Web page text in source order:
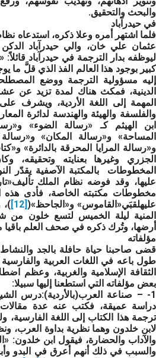
والبحث والتحقيق.
في حيدرآباد
فلما اشتهر أمره وعلا ذكره، استدعاه
عثمان علي خان، والي حيدرآباد
ليوظفه بدار الترجمة في حيدرآباد
كبير بوجود هذا العالم الفذ الذي قلَّ ما
إليه مسؤولية الترجمة ووضع
الدينية، فمكث هناك لمدة تزيد عن
المهمة إلى اللغة الأردية، ويشرف
والفلسفة والهيئة والهندسة لدائرة
ابن الهيثم كـ «رسالة الضوء»
المساحة» و«رسالة المكان» و«رسالة
و«رسالة المرايا المحرقة بالدائرة»
الجزري وغيرها بعنايته
المخطوطات بالمكتبة الآصفية يقدّر
عليها، وقد فوضه نظام الملك
مخطوطات مكتبته الخاصة، فأدى هذه
عليهلقبَي«القاموس» و«الجاحظ»( [12]
)،
أرضها، وتُرك ذكره في صحف العلم باقيا
مؤلفاته
قضى صاحبنا حياة حافلة بالجد
طول باعه في اللغات العربية
الثقافة الإسلامية والغربية، وعظم
بعض مؤلفاته التي استطعنا إليها سبيلا:
1- – صناعة العرب
(بالأردية):درس
دراسة عميقة، فكتب عنه عدة مقالات
ترجمة هذا الكتاب إلى اللغة
لابن خلدون وهما نظرية بداوة العرب،
والآداب والحضارة، فيقول ابن خلدون:
والسبب في ذلك أنهم أعرق في البدو